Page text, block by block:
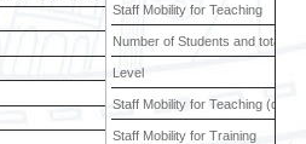
Staff Mobility for Teaching
Number of Students and total
Level
Staff Mobility for Teaching (days
Staff Mobility for Training